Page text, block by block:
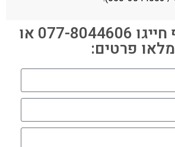
למידע נוסף חייגו 077-8044606 או
מלאו פרטים: